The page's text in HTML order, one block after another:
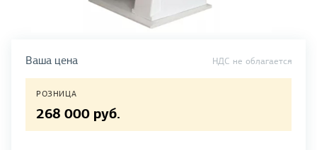
Ваша цена НДС не облагается
РОЗНИЦА
268 000 руб.